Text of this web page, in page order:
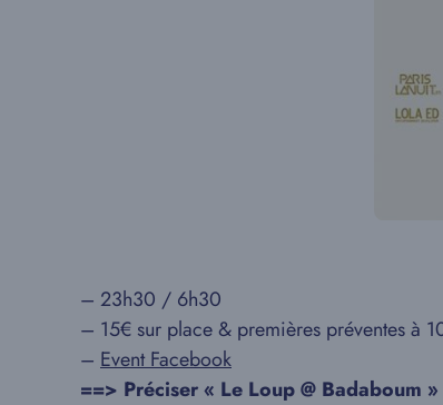
– 23h30 / 6h30
– 15€ sur place & premières préventes à
– Event Facebook
==> Préciser « Le Loup @ Badaboum